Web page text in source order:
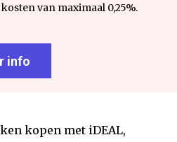
van maximaal 0,25%.
info
kopen met iDEAL,